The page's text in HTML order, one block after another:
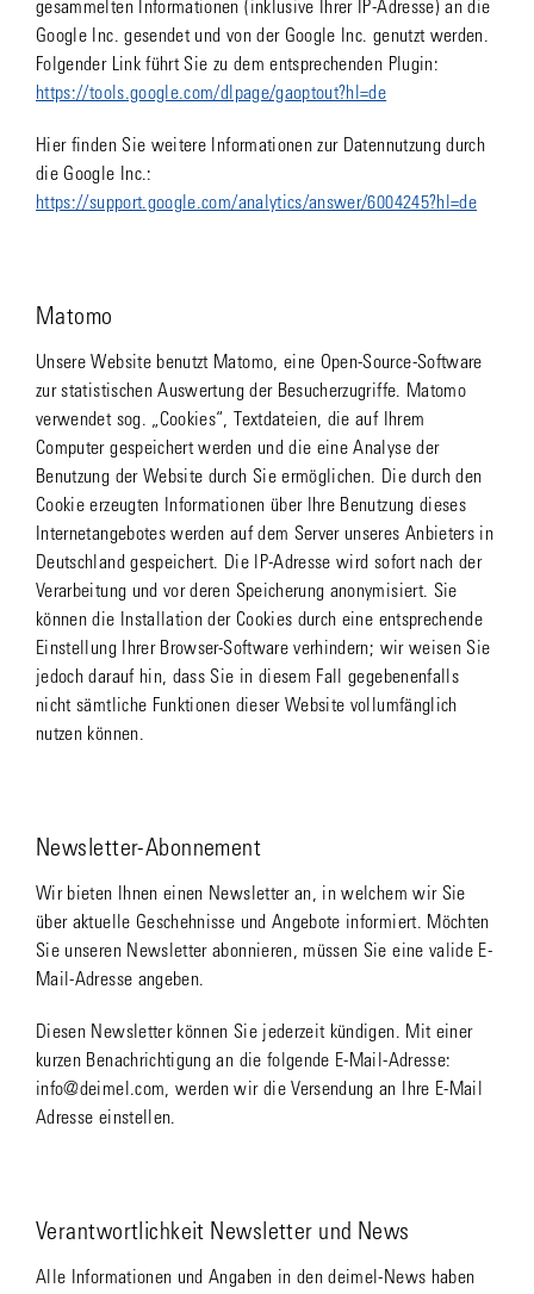
gesammelten Informationen (inklusive Ihrer IP-Adresse) an die
Google Inc. gesendet und von der Google Inc. genutzt werden.
Folgender Link führt Sie zu dem entsprechenden Plugin:
https://tools.google.com/dlpage/gaoptout?hl=de
Hier finden Sie weitere Informationen zur Datennutzung durch
die Google Inc.:
https://support.google.com/analytics/answer/6004245?hl=de
Matomo
Unsere Website benutzt Matomo, eine Open-Source-Software
zur statistischen Auswertung der Besucherzugriffe. Matomo
verwendet sog. „Cookies“, Textdateien, die auf Ihrem
Computer gespeichert werden und die eine Analyse der
Benutzung der Website durch Sie ermöglichen. Die durch den
Cookie erzeugten Informationen über Ihre Benutzung dieses
Internetangebotes werden auf dem Server unseres Anbieters in
Deutschland gespeichert. Die IP-Adresse wird sofort nach der
Verarbeitung und vor deren Speicherung anonymisiert. Sie
können die Installation der Cookies durch eine entsprechende
Einstellung Ihrer Browser-Software verhindern; wir weisen Sie
jedoch darauf hin, dass Sie in diesem Fall gegebenenfalls
nicht sämtliche Funktionen dieser Website vollumfänglich
nutzen können.
Newsletter-Abonnement
Wir bieten Ihnen einen Newsletter an, in welchem wir Sie
über aktuelle Geschehnisse und Angebote informiert. Möchten
Sie unseren Newsletter abonnieren, müssen Sie eine valide E-
Mail-Adresse angeben.
Diesen Newsletter können Sie jederzeit kündigen. Mit einer
kurzen Benachrichtigung an die folgende E-Mail-Adresse:
info@deimel.com, werden wir die Versendung an Ihre E-Mail
Adresse einstellen.
Verantwortlichkeit Newsletter und News
Alle Informationen und Angaben in den deimel-News haben